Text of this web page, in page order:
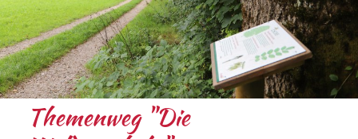
Themenweg "Die